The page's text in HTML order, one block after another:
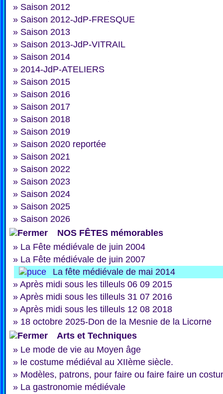
» Saison 2012
» Saison 2012-JdP-FRESQUE
» Saison 2013
» Saison 2013-JdP-VITRAIL
» Saison 2014
» 2014-JdP-ATELIERS
» Saison 2015
» Saison 2016
» Saison 2017
» Saison 2018
» Saison 2019
» Saison 2020 reportée
» Saison 2021
» Saison 2022
» Saison 2023
» Saison 2024
» Saison 2025
» Saison 2026
NOS FÊTES mémorables
» La Fête médiévale de juin 2004
» La Fête médiévale de juin 2007
La fête médiévale de mai 2014
» Après midi sous les tilleuls 06 09 2015
» Après midi sous les tilleuls 31 07 2016
» Après midi sous les tilleuls 12 08 2018
» 18 octobre 2025-Don de la Mesnie de la Licorne
Arts et Techniques
» Le mode de vie au Moyen âge
» le costume médiéval au XIIème siècle.
» Modèles, patrons, pour faire ou faire faire un
» La gastronomie médiévale